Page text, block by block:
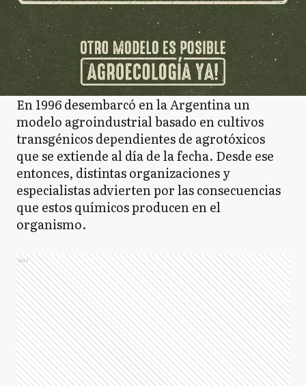
En 1996 desembarcó en la Argentina un
modelo agroindustrial basado en cultivos
transgénicos dependientes de agrotóxicos
que se extiende al día de la fecha. Desde ese
entonces, distintas organizaciones y
especialistas advierten por las consecuencias
que estos químicos producen en el
organismo.
Ads